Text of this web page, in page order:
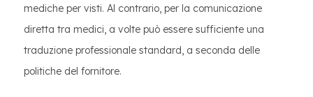
mediche per visti. Al contrario, per la comunicazione
diretta tra medici, a volte può essere sufficiente una
traduzione professionale standard, a seconda delle
politiche del fornitore.